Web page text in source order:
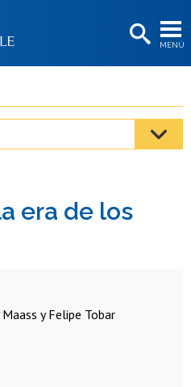
MENÚ
os
era de los
y Felipe Tobar